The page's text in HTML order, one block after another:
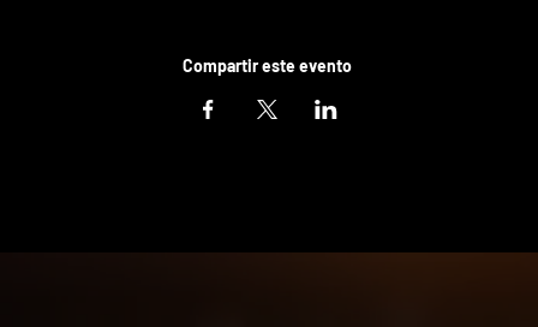
Compartir este evento